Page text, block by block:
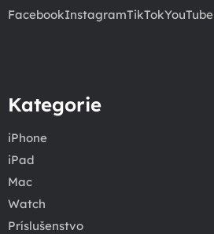
FacebookInstagramTikTokYouTube
Kategorie
iPhone
iPad
Mac
Watch
Príslušenstvo